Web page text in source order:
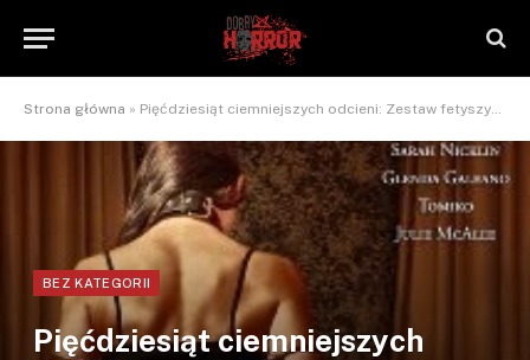
Strona główna » Pięćdziesiąt ciemniejszych odcieni: Zestaw fetyszysty
BEZ KATEGORII
Pięćdziesiąt ciemniejszych